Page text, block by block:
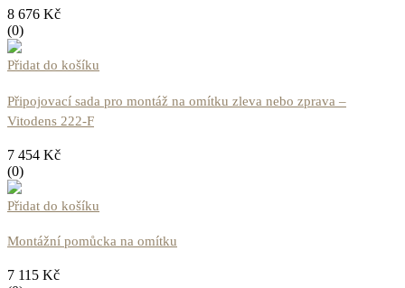
8 676 Kč
(0)
Přidat do košíku
Připojovací sada pro montáž na omítku zleva nebo zprava –
Vitodens 222-F
7 454 Kč
(0)
Přidat do košíku
Montážní pomůcka na omítku
7 115 Kč